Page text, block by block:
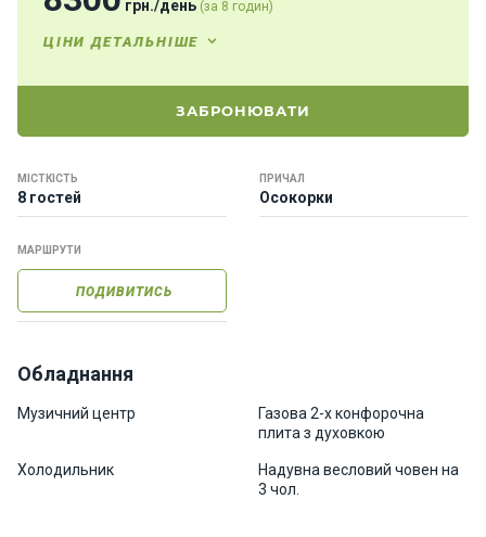
грн./день (за 8 годин)
ЦІНИ ДЕТАЛЬНІШЕ
ЗАБРОНЮВАТИ
МІСТКІСТЬ
8 гостей
ПРИЧАЛ
Осокорки
МАРШРУТИ
ПОДИВИТИСЬ
Обладнання
Музичний центр
Газова 2-х конфорочна
плита з духовкою
Холодильник
Надувна весловий човен на
3 чол.
о
р
т
т
е
р
Про